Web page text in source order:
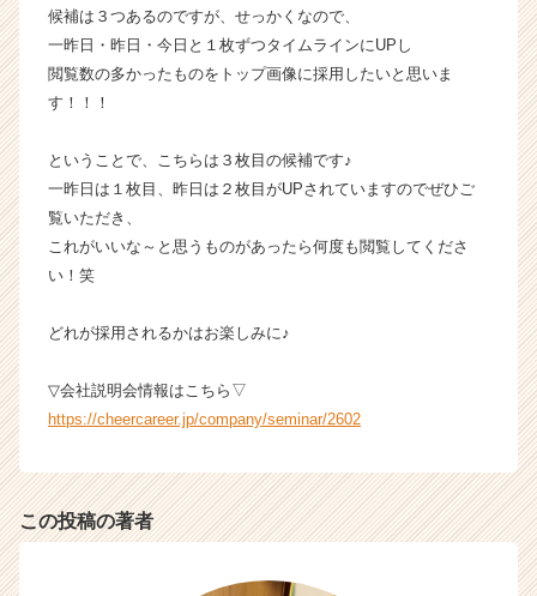
ら
ス
ウ
届
く
活
チ
キ
ャ
e
候補は３つあるのですが、せっかくなので、
一昨日・昨日・今日と１枚ずつタイムラインにUPし
閲覧数の多かったものをトップ画像に採用したいと思いま
す！！！
ということで、こちらは３枚目の候補です♪
一昨日は１枚目、昨日は２枚目がUPされていますのでぜひご
覧いただき、
これがいいな～と思うものがあったら何度も閲覧してくださ
い！笑
どれが採用されるかはお楽しみに♪
▽会社説明会情報はこちら▽
https://cheercareer.jp/company/seminar/2602
この投稿の著者